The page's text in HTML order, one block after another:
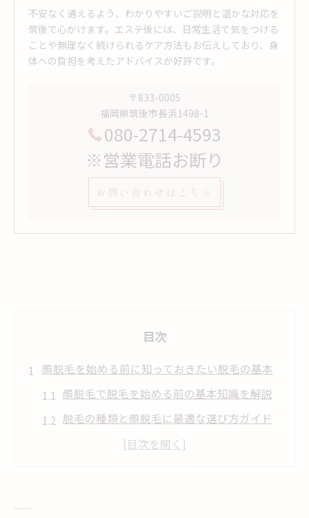
不安なく通えるよう、わかりやすいご説明と温かな対応を
筑後で心がけます。エステ後には、日常生活で気をつける
ことや無理なく続けられるケア方法もお伝えしており、身
体への負担を考えたアドバイスが好評です。
〒833-0005
福岡県筑後市長浜1498-1
080-2714-4593
※営業電話お断り
お問い合わせはこちら
目次
顔脱毛を始める前に知っておきたい脱毛の基本
顔脱毛で脱毛を始める前の基本知識を解説
脱毛の種類と顔脱毛に最適な選び方ガイド
初めての顔脱毛で注意したいポイントと脱